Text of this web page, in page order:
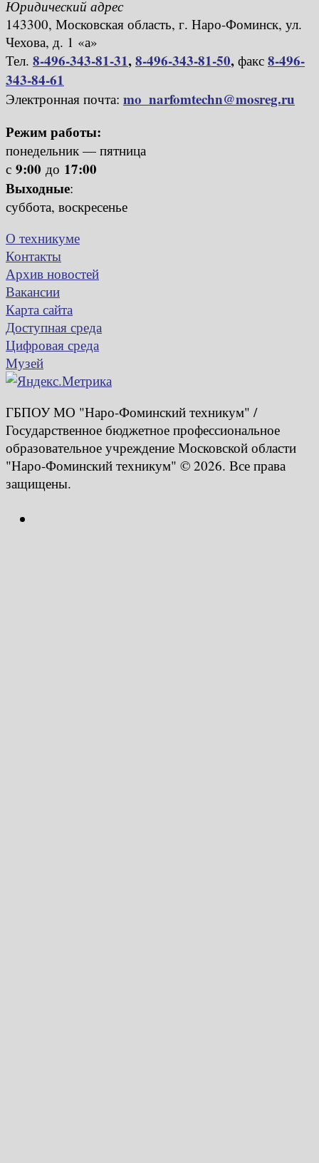
Юридический адрес
143300, Московская область, г. Наро-Фоминск, ул.
Чехова, д. 1 «а»
Тел. 8-496-343-81-31,8-496-343-81-50, факс 8-496-
343-84-61
Электронная почта: mo_narfomtechn@mosreg.ru
Режим работы:
понедельник — пятница
с 9:00 до 17:00
Выходные:
суббота, воскресенье
О техникуме
Контакты
Архив новостей
Вакансии
Карта сайта
Доступная среда
Цифровая среда
Музей
ГБПОУ МО "Наро-Фоминский техникум" /
Государственное бюджетное профессиональное
образовательное учреждение Московской области
"Наро-Фоминский техникум" © 2026. Все права
защищены.